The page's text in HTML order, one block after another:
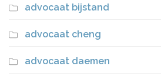
advocaat bijstand
advocaat cheng
advocaat daemen